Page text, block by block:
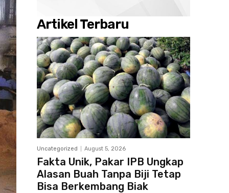
Artikel Terbaru
Uncategorized August 5, 2026
Fakta Unik, Pakar IPB Ungkap
Alasan Buah Tanpa Biji Tetap
Bisa Berkembang Biak